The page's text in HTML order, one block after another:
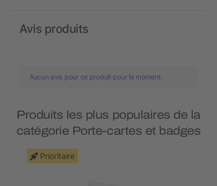
Avis produits
Aucun avis pour ce produit pour le moment.
Produits les plus populaires de la
catégorie Porte-cartes et badges
Prioritaire